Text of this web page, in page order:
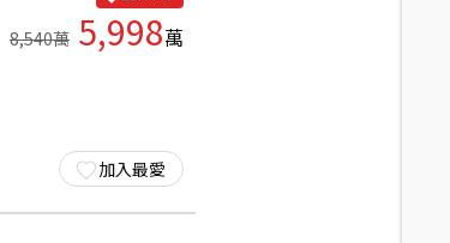
8,540萬 5,998萬
加入最愛